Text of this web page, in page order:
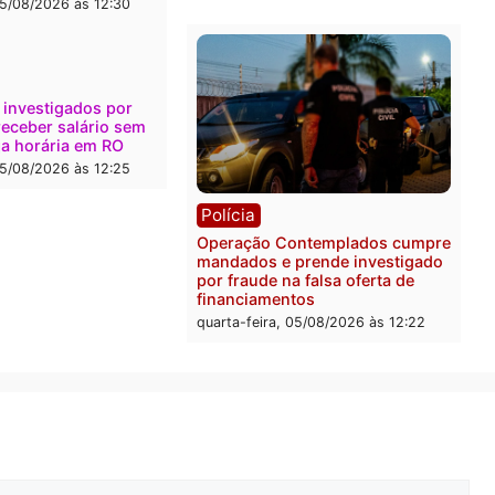
apreensão de drogas
feira, 05/08/2026 às 12:42 quarta-feira, 05/08/2026 às
Eleitoral manda retirar
Polícia
Com apenas 28% do
Polícia Civil de Rondônia
estudo
quarta-feira, 05/08/2026 às